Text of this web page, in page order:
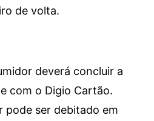
de volta.
deverá concluir a
com o Digio Cartão.
pode ser debitado em